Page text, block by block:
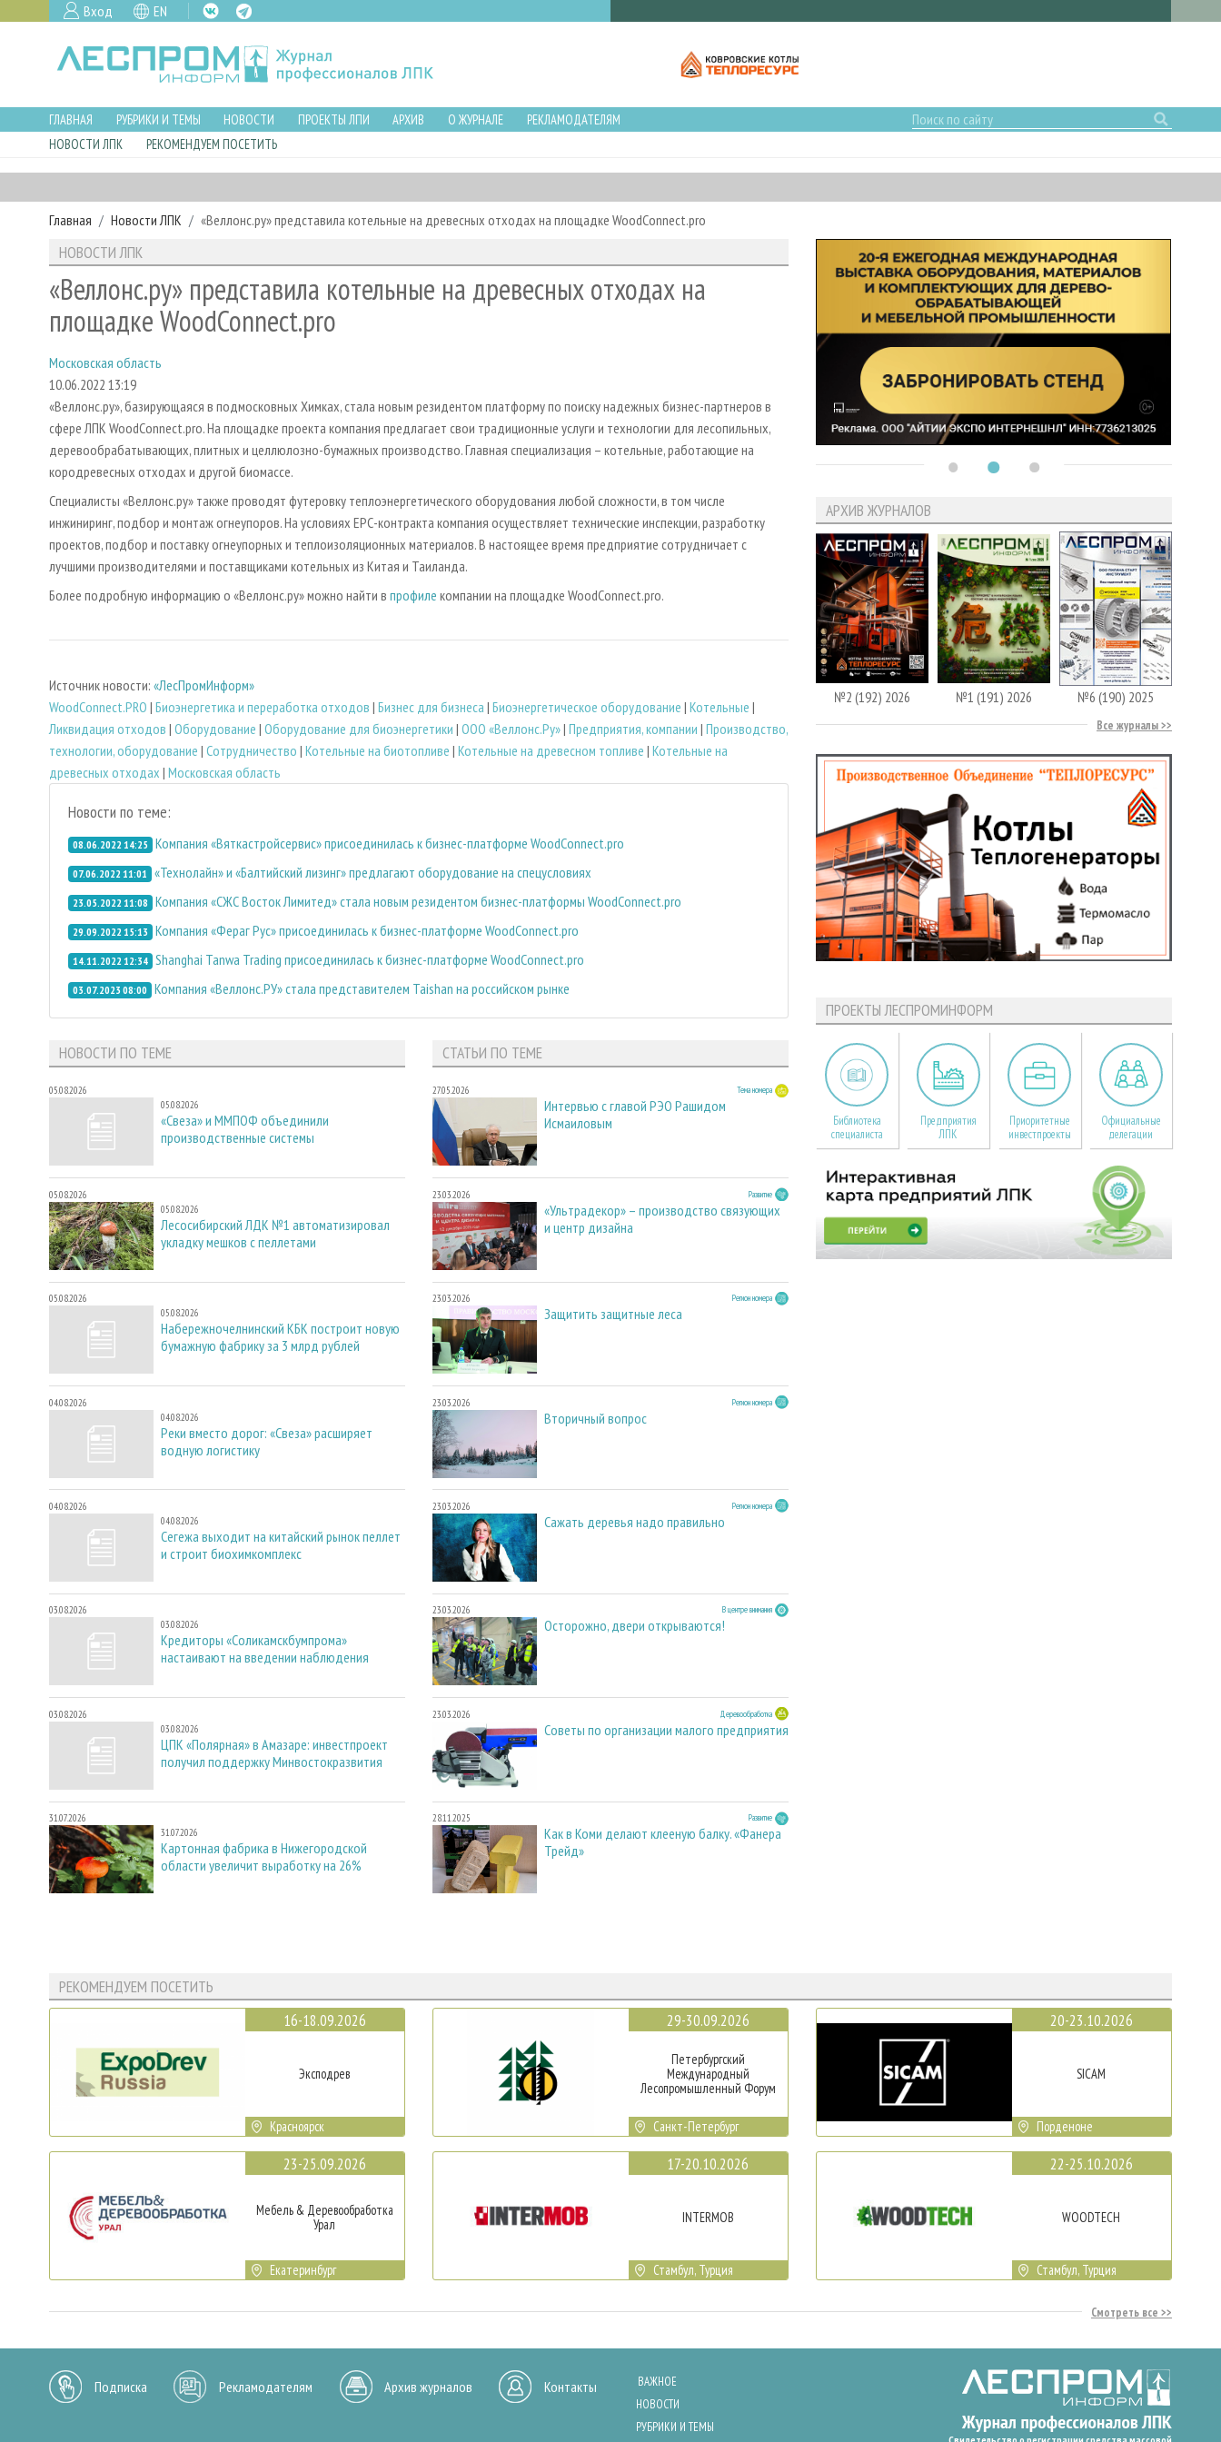
Вход EN
ГЛАВНАЯ РУБРИКИ И ТЕМЫ НОВОСТИ ПРОЕКТЫ ЛПИ АРХИВ О ЖУРНАЛЕ
РЕКЛАМОДАТЕЛЯМ
НОВОСТИ ЛПК
РЕКОМЕНДУЕМ ПОСЕТИТЬ
Главная Новости ЛПК «Веллонс.ру» представила котельные на древесных отходах на площадке WoodConnect.pro
НОВОСТИ ЛПК
«Веллонс.ру» представила котельные на древесных отходах на
площадке WoodConnect.pro
Московская область
10.06.2022 13:19
«Веллонс.ру», базирующаяся в подмосковных Химках, стала новым резидентом платформу по поиску надежных бизнес-партнеров в
сфере ЛПК WoodConnect.pro. На площадке проекта компания предлагает свои традиционные услуги и технологии для лесопильных,
деревообрабатывающих, плитных и целлюлозно-бумажных производство. Главная специализация – котельные, работающие на
кородревесных отходах и другой биомассе.
Специалисты «Веллонс.ру» также проводят футеровку теплоэнергетического оборудования любой сложности, в том числе
инжиниринг, подбор и монтаж огнеупоров. На условиях ЕРС-контракта компания осуществляет технические инспекции, разработку
проектов, подбор и поставку огнеупорных и теплоизоляционных материалов. В настоящее время предприятие сотрудничает с
лучшими производителями и поставщиками котельных из Китая и Таиланда.
Более подробную информацию о «Веллонс.ру» можно найти в профиле компании на площадке WoodConnect.pro.
Источник новости: «ЛесПромИнформ»
WoodConnect.PRO | Биoэнергетика и переработка отходов | Бизнес для бизнеса | Биоэнергетическое оборудование | Котельные |
Ликвидация отходов | Оборудование | Оборудование для биоэнергетики | ООО «Веллонс.Ру»| Предприятия, компании | Производство,
технологии, оборудование | Сотрудничество | Котельные на биотопливе | Котельные на древесном топливе | Котельные на
древесных отходах | Московская область
Новости по теме:
08.06.2022 14:25 Компания «Вяткастройсервис» присоединилась к бизнес-платформе WoodConnect.pro
07.06.2022 11:01 «Технолайн» и «Балтийский лизинг» предлагают оборудование на спецусловиях
23.05.2022 11:08 Компания «СЖС Восток Лимитед» стала новым резидентом бизнес-платформы WoodConnect.pro
29.09.2022 15:13 Компания «Фераг Рус» присоединилась к бизнес-платформе WoodConnect.pro
14.11.2022 12:34 Shanghai Tanwa Trading присоединилась к бизнес-платформе WoodConnect.pro
03.07.2023 08:00 Компания «Веллонс.РУ» стала представителем Taishan на российском рынке
НОВОСТИ ПО ТЕМЕ
05.08.2026
05.08.2026
«Свеза» и ММПОФ объединили
производственные системы
05.08.2026
05.08.2026
Лесосибирский ЛДК №1 автоматизировал
укладку мешков с пеллетами
05.08.2026
05.08.2026
Набережночелнинский КБК построит новую
бумажную фабрику за 3 млрд рублей
04.08.2026
04.08.2026
Реки вместо дорог: «Свеза» расширяет
водную логистику
04.08.2026
04.08.2026
Сегежа выходит на китайский рынок пеллет
и строит биохимкомплекс
03.08.2026
03.08.2026
Кредиторы «Соликамскбумпрома»
настаивают на введении наблюдения
03.08.2026
03.08.2026
ЦПК «Полярная» в Амазаре: инвестпроект
получил поддержку Минвостокразвития
31.07.2026
31.07.2026
Картонная фабрика в Нижегородской
области увеличит выработку на 26%
СТАТЬИ ПО ТЕМЕ
27.05.2026 Тема номера
Интервью с главой РЭО Рашидом
Исмаиловым
23.03.2026 Развитие
«Ультрадекор» – производство связующих
и центр дизайна
23.03.2026 Регион номера
Защитить защитные леса
23.03.2026 Регион номера
Вторичный вопрос
23.03.2026 Регион номера
Сажать деревья надо правильно
23.03.2026 В центре внимания
Осторожно, двери открываются!
23.03.2026 Деревообработка
Советы по организации малого предприятия
28.11.2025 Развитие
Как в Коми делают клееную балку. «Фанера
Трейд»
АРХИВ ЖУРНАЛОВ
№2 (192) 2026 №1 (191) 2026 №6 (190) 2025
Все журналы
ПРОЕКТЫ ЛЕСПРОМИНФОРМ
Библиотека
специалиста
Предприятия
ЛПК
Приоритетные
инвестпроекты
Официальные
делегации
РЕКОМЕНДУЕМ ПОСЕТИТЬ
16-18.09.2026
Эксподрев
Красноярск
23-25.09.2026
Мебель & Деревообработка
Урал
Екатеринбург
29-30.09.2026
Петербургский
Международный
Лесопромышленный Форум
Санкт-Петербург
17-20.10.2026
INTERMOB
Стамбул, Турция
20-23.10.2026
SICAM
Порденоне
22-25.10.2026
WOODTECH
Стамбул, Турция
Смотреть все
Подписка Рекламодателям Архив журналов Контакты
ВАЖНОЕ
НОВОСТИ
РУБРИКИ И ТЕМЫ